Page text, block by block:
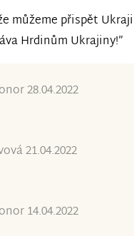
můžeme přispět
Hrdinům Ukrajiny!”
28.04.2022
21.04.2022
14.04.2022